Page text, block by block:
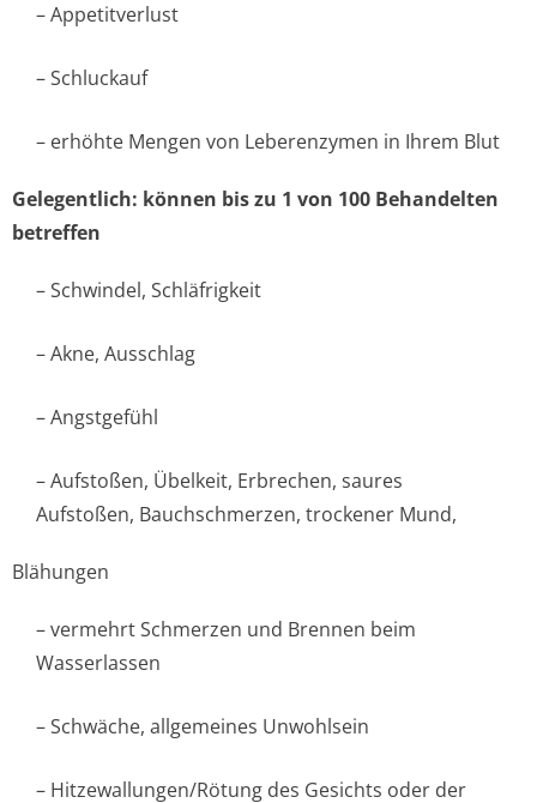
– Appetitverlust
– Schluckauf
– erhöhte Mengen von Leberenzymen in Ihrem Blut
Gelegentlich: können bis zu 1 von 100 Behandelten
betreffen
– Schwindel, Schläfrigkeit
– Akne, Ausschlag
– Angstgefühl
– Aufstoßen, Übelkeit, Erbrechen, saures
Aufstoßen, Bauchschmerzen, trockener Mund,
Blähungen
– vermehrt Schmerzen und Brennen beim
Wasserlassen
– Schwäche, allgemeines Unwohlsein
– Hitzewallungen/Rötung des Gesichts oder der